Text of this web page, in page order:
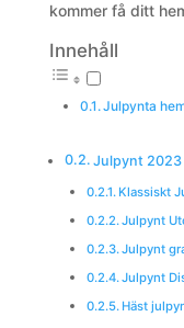
kommer få ditt
Innehåll
Julpynta
Julpynt 2023
Klassiskt
Julpynt
Julpynt
Julpynt
Häst